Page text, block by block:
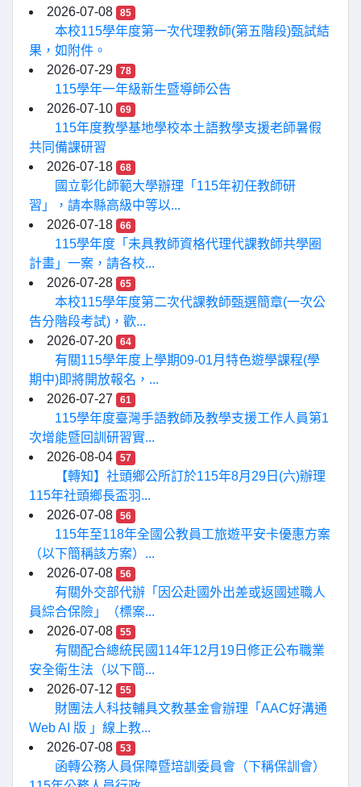
2026-07-08
85
本校115學年度第一次代理教師(第五階段)甄試結
果，如附件。
2026-07-29
78
115學年一年級新生暨導師公告
2026-07-10
69
115年度教學基地學校本土語教學支援老師暑假
共同備課研習
2026-07-18
68
國立彰化師範大學辦理「115年初任教師研
習」，請本縣高級中等以...
2026-07-18
66
115學年度「未具教師資格代理代課教師共學圈
計畫」一案，請各校...
2026-07-28
65
本校115學年度第二次代課教師甄選簡章(一次公
告分階段考試)，歡...
2026-07-20
64
有關115學年度上學期09-01月特色遊學課程(學
期中)即將開放報名，...
2026-07-27
61
115學年度臺灣手語教師及教學支援工作人員第1
次增能暨回訓研習實...
2026-08-04
57
【轉知】社頭鄉公所訂於115年8月29日(六)辦理
115年社頭鄉長盃羽...
2026-07-08
56
115年至118年全國公教員工旅遊平安卡優惠方案
（以下簡稱該方案）...
2026-07-08
56
有關外交部代辦「因公赴國外出差或返國述職人
員綜合保險」（標案...
2026-07-08
55
有關配合總統民國114年12月19日修正公布職業
安全衛生法（以下簡...
2026-07-12
55
財團法人科技輔具文教基金會辦理「AAC好溝通
Web AI 版 」線上教...
2026-07-08
53
函轉公務人員保障暨培訓委員會（下稱保訓會）